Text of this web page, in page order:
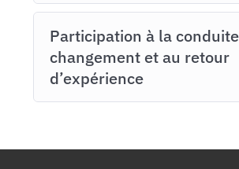
Participation à la
changement et au retour
d’expérience